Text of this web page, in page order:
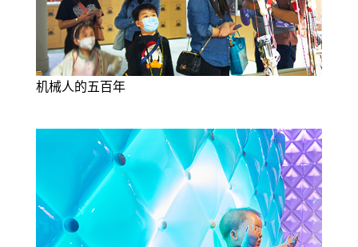
机械人的五百年